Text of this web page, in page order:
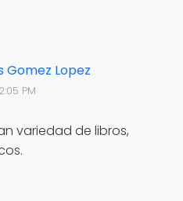
Gomez Lopez
PM
variedad de libros,